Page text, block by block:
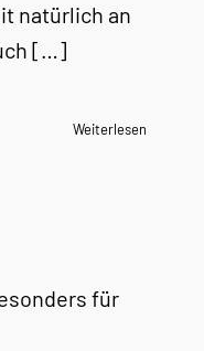
natürlich an
[…]
Weiterlesen
für